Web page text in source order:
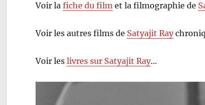
Voir lafiche du film et la filmographie de
Voir les autres films de Satyajit Ray
Voir leslivres sur Satyajit Ray…